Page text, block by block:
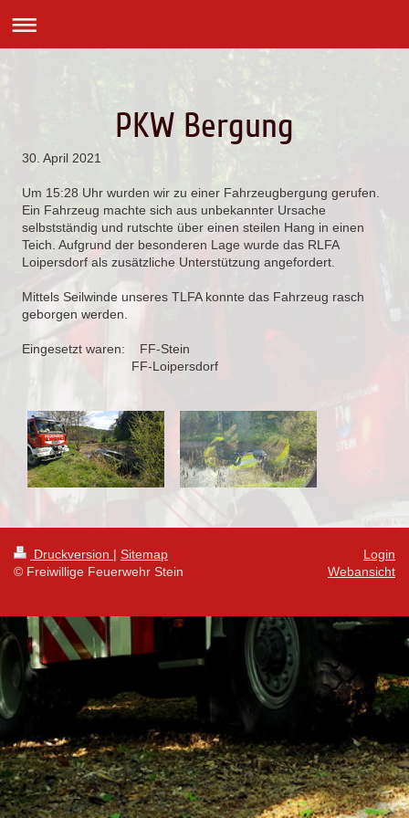
PKW Bergung
30. April 2021
Um 15:28 Uhr wurden wir zu einer Fahrzeugbergung gerufen.
Ein Fahrzeug machte sich aus unbekannter Ursache
selbstständig und rutschte über einen steilen Hang in einen
Teich. Aufgrund der besonderen Lage wurde das RLFA
Loipersdorf als zusätzliche Unterstützung angefordert.
Mittels Seilwinde unseres TLFA konnte das Fahrzeug rasch
geborgen werden.
Eingesetzt waren: FF-Stein
FF-Loipersdorf
Druckversion | Sitemap
© Freiwillige Feuerwehr Stein
Login
Webansicht